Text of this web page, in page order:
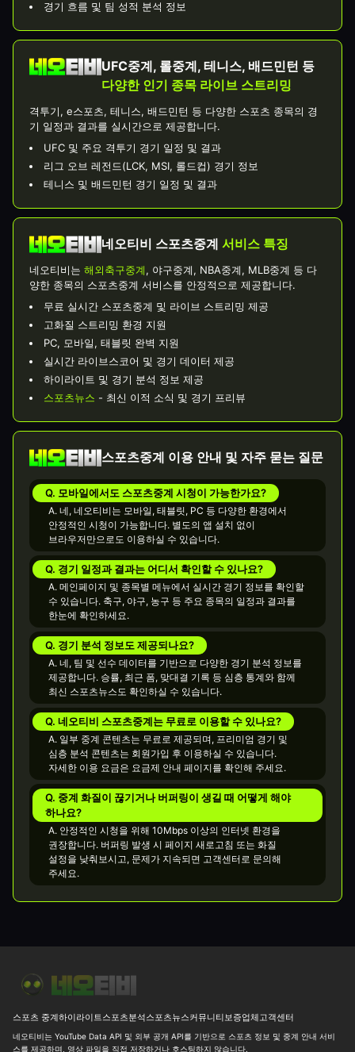
경기 흐름 및 팀 성적 분석 정보
UFC중계, 롤중계, 테니스, 배드민턴 등
다양한 인기 종목 라이브 스트리밍
격투기, e스포츠, 테니스, 배드민턴 등 다양한 스포츠 종목의 경
기 일정과 결과를 실시간으로 제공합니다.
UFC 및 주요 격투기 경기 일정 및 결과
리그 오브 레전드(LCK, MSI, 롤드컵) 경기 정보
테니스 및 배드민턴 경기 일정 및 결과
네오티비 스포츠중계 서비스 특징
네오티비는 해외축구중계, 야구중계, NBA중계, MLB중계 등 다
양한 종목의 스포츠중계 서비스를 안정적으로 제공합니다.
무료 실시간 스포츠중계 및 라이브 스트리밍 제공
고화질 스트리밍 환경 지원
PC, 모바일, 태블릿 완벽 지원
실시간 라이브스코어 및 경기 데이터 제공
하이라이트 및 경기 분석 정보 제공
스포츠뉴스 - 최신 이적 소식 및 경기 프리뷰
스포츠중계 이용 안내 및 자주 묻는 질문
Q. 모바일에서도 스포츠중계 시청이 가능한가요?
A. 네, 네오티비는 모바일, 태블릿, PC 등 다양한 환경에서
안정적인 시청이 가능합니다. 별도의 앱 설치 없이
브라우저만으로도 이용하실 수 있습니다.
Q. 경기 일정과 결과는 어디서 확인할 수 있나요?
A. 메인페이지 및 종목별 메뉴에서 실시간 경기 정보를 확인할
수 있습니다. 축구, 야구, 농구 등 주요 종목의 일정과 결과를
한눈에 확인하세요.
Q. 경기 분석 정보도 제공되나요?
A. 네, 팀 및 선수 데이터를 기반으로 다양한 경기 분석 정보를
제공합니다. 승률, 최근 폼, 맞대결 기록 등 심층 통계와 함께
최신 스포츠뉴스도 확인하실 수 있습니다.
Q. 네오티비 스포츠중계는 무료로 이용할 수 있나요?
A. 일부 중계 콘텐츠는 무료로 제공되며, 프리미엄 경기 및
심층 분석 콘텐츠는 회원가입 후 이용하실 수 있습니다.
자세한 이용 요금은 요금제 안내 페이지를 확인해 주세요.
Q. 중계 화질이 끊기거나 버퍼링이 생길 때 어떻게 해야
하나요?
A. 안정적인 시청을 위해 10Mbps 이상의 인터넷 환경을
권장합니다. 버퍼링 발생 시 페이지 새로고침 또는 화질
설정을 낮춰보시고, 문제가 지속되면 고객센터로 문의해
주세요.
스포츠 중계하이라이트스포츠분석스포츠뉴스커뮤니티보증업체고객센터
네오티비는 YouTube Data API 및 외부 공개 API를 기반으로 스포츠 정보 및 중계 안내 서비
스를 제공하며, 영상 파일을 직접 저장하거나 호스팅하지 않습니다.